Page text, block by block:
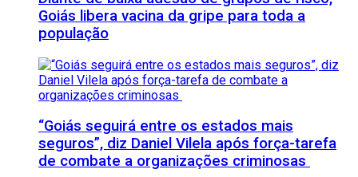
Goiás libera vacina da gripe para toda a
população
“Goiás seguirá entre os estados mais
seguros”, diz Daniel Vilela após força-tarefa
de combate a organizações criminosas